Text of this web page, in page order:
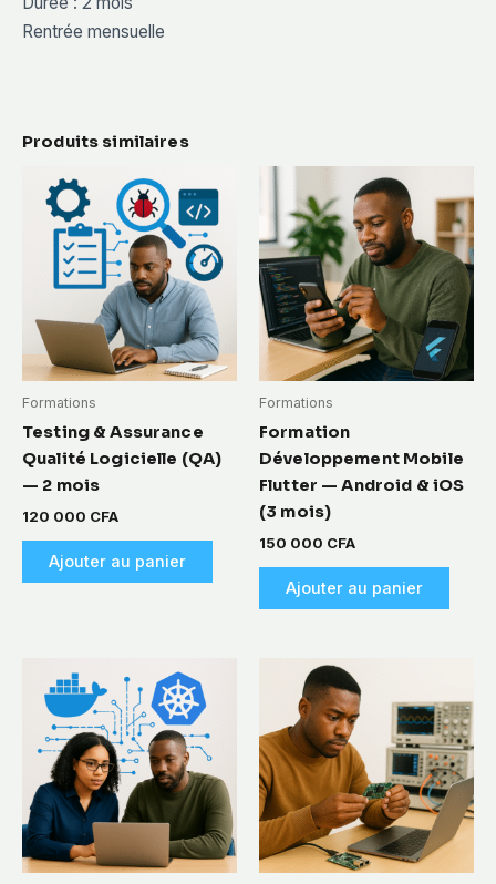
Rentrée mensuelle
Produits similaires
Formations
Testing & Assurance
Qualité Logicielle (QA)
— 2 mois
120 000 CFA
Ajouter au panier
Formations
Formation
Développement Mobile
Flutter — Android & iOS
(3 mois)
150 000 CFA
Ajouter au panier